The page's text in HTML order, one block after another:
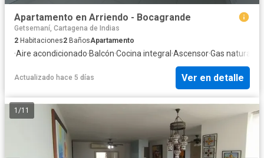
Apartamento en Arriendo - Bocagrande
Getsemaní, Cartagena de Indias
2 Habitaciones2 BañosApartamento
·Aire acondicionado·Balcón·Cocina integral ·Ascensor·Gas natural
Actualizado hace 5 días Ver en detalle
1 /11